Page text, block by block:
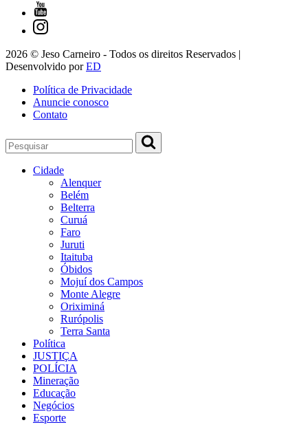
2026 © Jeso Carneiro - Todos os direitos Reservados |
Desenvolvido porED
Política de Privacidade
Anuncie conosco
Contato
Cidade
Alenquer
Belém
Belterra
Curuá
Faro
Juruti
Itaituba
Óbidos
Mojuí dos Campos
Monte Alegre
Oriximiná
Rurópolis
Terra Santa
Política
JUSTIÇA
POLÍCIA
Mineração
Educação
Negócios
Esporte